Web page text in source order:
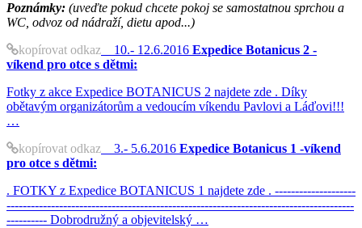
Poznámky: (uveďte pokud chcete pokoj se samostatnou sprchou a
WC, odvoz od nádraží, dietu apod...)
kopírovat odkaz 10.- 12.6.2016 Expedice Botanicus 2 -
víkend pro otce s dětmi:
Fotky z akce Expedice BOTANICUS 2 najdete zde . Díky
obětavým organizátorům a vedoucím víkendu Pavlovi a Láďovi!!!
…
kopírovat odkaz 3.- 5.6.2016 Expedice Botanicus 1 -víkend
pro otce s dětmi:
. FOTKY z Expedice BOTANICUS 1 najdete zde . --------------------
--------------------------------------------------------------------------------------
---------- Dobrodružný a objevitelský …